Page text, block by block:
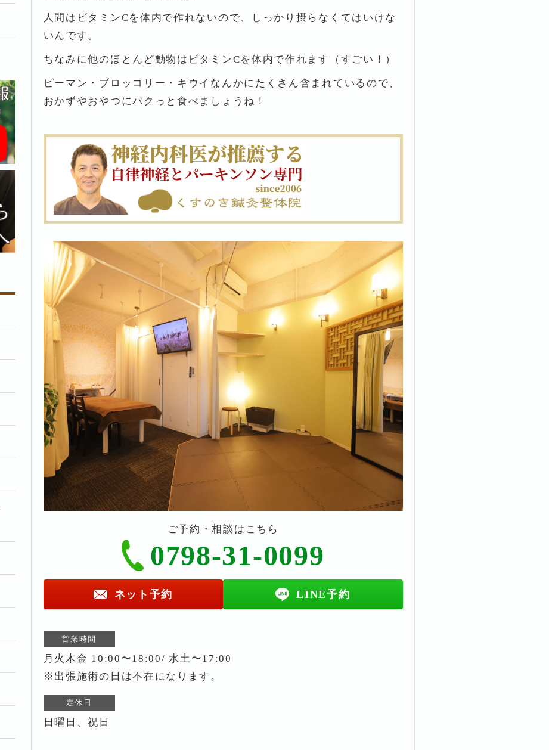
人間はビタミンCを体内で作れないので、しっかり摂らなくてはいけな
いんです。
ちなみに他のほとんど動物はビタミンCを体内で作れます（すごい！）
ピーマン・ブロッコリー・キウイなんかにたくさん含まれているので、
おかずやおやつにパクっと食べましょうね！
ご予約・相談はこちら
0798-31-0099
ネット予約 LINE予約
営業時間
月火木金 10:00〜18:00/ 水土〜17:00
※出張施術の日は不在になります。
定休日
日曜日、祝日